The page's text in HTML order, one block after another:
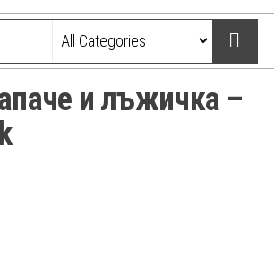
и лъжичка –